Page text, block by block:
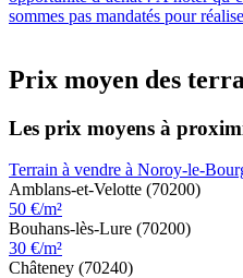
sommes pas mandatés pour
Prix moyen des
Les prix moyens à
Terrain à vendre à Noroy-le-
Amblans-et-Velotte (70200)
50 €/m²
Bouhans-lès-Lure (70200)
30 €/m²
Châteney (70240)